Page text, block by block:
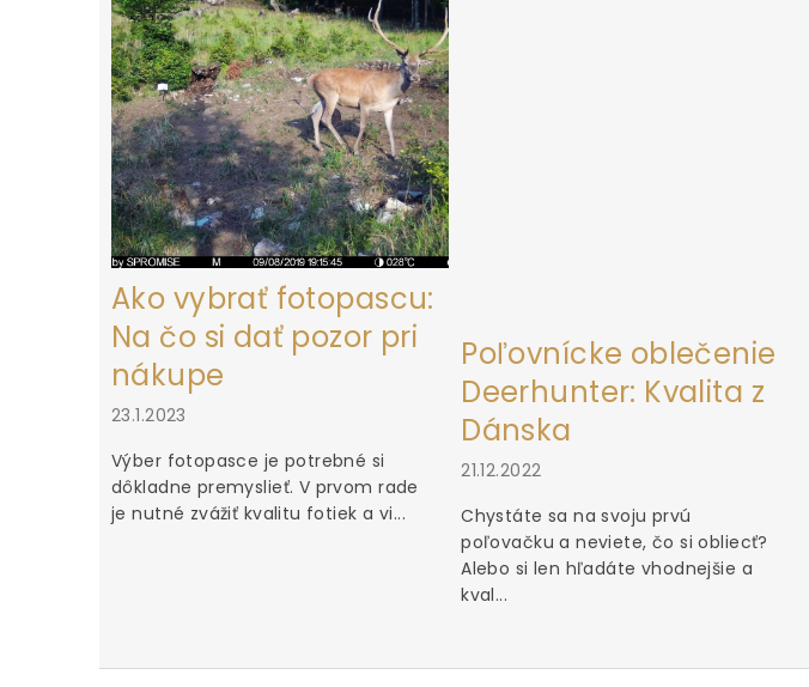
Ako vybrať fotopascu:
Na čo si dať pozor pri
nákupe
23.1.2023
Výber fotopasce je potrebné si
dôkladne premyslieť. V prvom rade
je nutné zvážiť kvalitu fotiek a vi...
Poľovnícke oblečenie
Deerhunter: Kvalita z
Dánska
21.12.2022
Chystáte sa na svoju prvú
poľovačku a neviete, čo si obliecť?
Alebo si len hľadáte vhodnejšie a
kval...